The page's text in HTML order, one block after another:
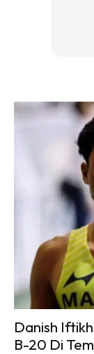
melakukan
bersenam!
Pertama
Danish
B-20 Di